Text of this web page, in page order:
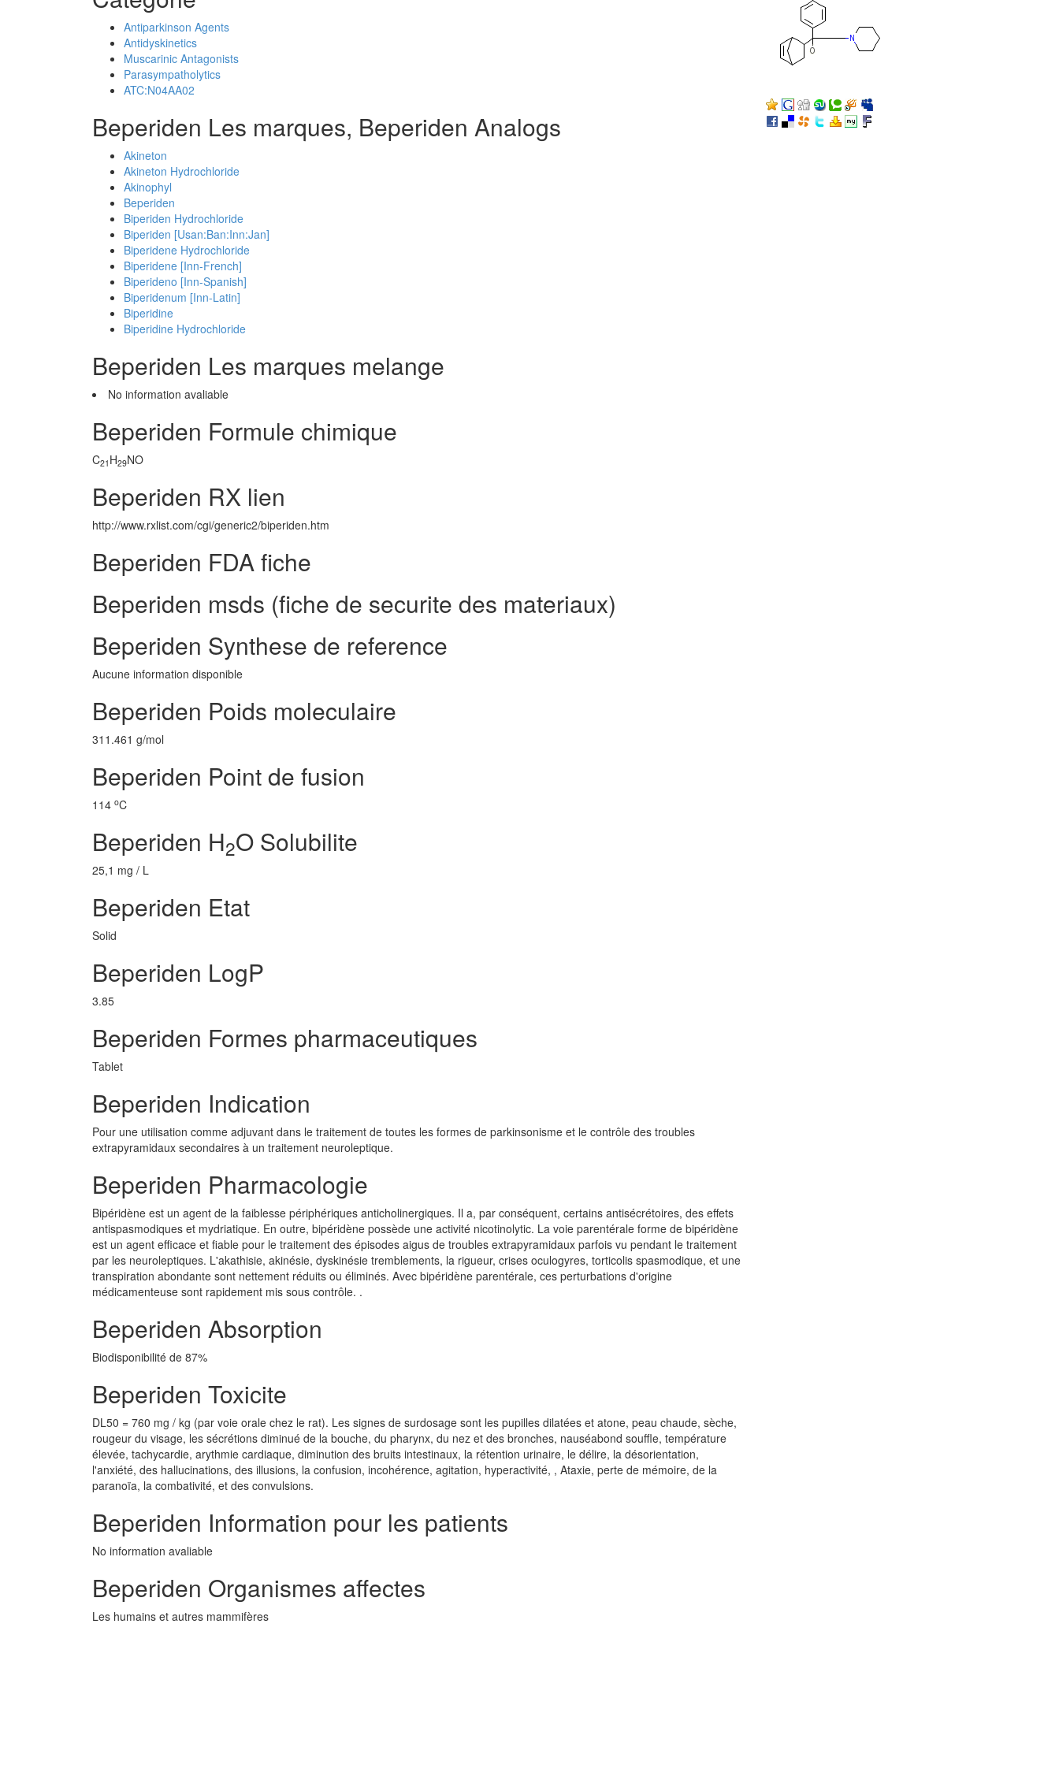
Antiparkinson Agents
Antidyskinetics
Muscarinic Antagonists
Parasympatholytics
ATC:N04AA02
Beperiden Les marques, Beperiden Analogs
Akineton
Akineton Hydrochloride
Akinophyl
Beperiden
Biperiden Hydrochloride
Biperiden [Usan:Ban:Inn:Jan]
Biperidene Hydrochloride
Biperidene [Inn-French]
Biperideno [Inn-Spanish]
Biperidenum [Inn-Latin]
Biperidine
Biperidine Hydrochloride
Beperiden Les marques melange
No information avaliable
Beperiden Formule chimique
C21 H29NO
Beperiden RX lien
http://www.rxlist.com/cgi/generic2/biperiden.htm
Beperiden FDA fiche
Beperiden msds (fiche de securite des materiaux)
Beperiden Synthese de reference
Aucune information disponible
Beperiden Poids moleculaire
311.461 g/mol
Beperiden Point de fusion
114 oC
Beperiden H2O Solubilite
25,1 mg / L
Beperiden Etat
Solid
Beperiden LogP
3.85
Beperiden Formes pharmaceutiques
Tablet
Beperiden Indication
Pour une utilisation comme adjuvant dans le traitement de toutes les formes de parkinsonisme et le contrôle des troubles
extrapyramidaux secondaires à un traitement neuroleptique.
Beperiden Pharmacologie
Bipéridène est un agent de la faiblesse périphériques anticholinergiques. Il a, par conséquent, certains antisécrétoires, des effets
antispasmodiques et mydriatique. En outre, bipéridène possède une activité nicotinolytic. La voie parentérale forme de bipéridène
est un agent efficace et fiable pour le traitement des épisodes aigus de troubles extrapyramidaux parfois vu pendant le traitement
par les neuroleptiques. L'akathisie, akinésie, dyskinésie tremblements, la rigueur, crises oculogyres, torticolis spasmodique, et une
transpiration abondante sont nettement réduits ou éliminés. Avec bipéridène parentérale, ces perturbations d'origine
médicamenteuse sont rapidement mis sous contrôle. .
Beperiden Absorption
Biodisponibilité de 87%
Beperiden Toxicite
DL50 = 760 mg / kg (par voie orale chez le rat). Les signes de surdosage sont les pupilles dilatées et atone, peau chaude, sèche,
rougeur du visage, les sécrétions diminué de la bouche, du pharynx, du nez et des bronches, nauséabond souffle, température
élevée, tachycardie, arythmie cardiaque, diminution des bruits intestinaux, la rétention urinaire, le délire, la désorientation,
l'anxiété, des hallucinations, des illusions, la confusion, incohérence, agitation, hyperactivité, , Ataxie, perte de mémoire, de la
paranoïa, la combativité, et des convulsions.
Beperiden Information pour les patients
No information avaliable
Beperiden Organismes affectes
Les humains et autres mammifères